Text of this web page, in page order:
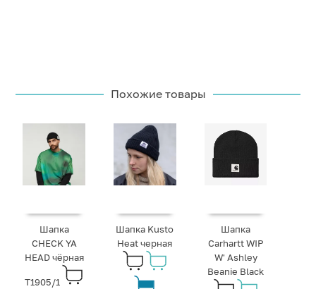
Похожие товары
Шапка
CHECK YA
HEAD чёрная
T1905/1
Шапка Kusto
Heat черная
Шапка
Carhartt WIP
W' Ashley
Beanie Black